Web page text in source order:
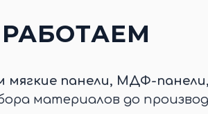
мягкие панели, МДФ-
материалов до